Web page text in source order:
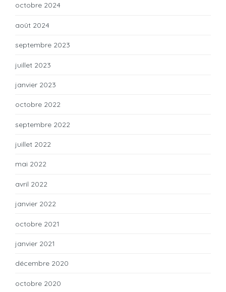
octobre 2024
août 2024
septembre 2023
juillet 2023
janvier 2023
octobre 2022
septembre 2022
juillet 2022
mai 2022
avril 2022
janvier 2022
octobre 2021
janvier 2021
décembre 2020
octobre 2020